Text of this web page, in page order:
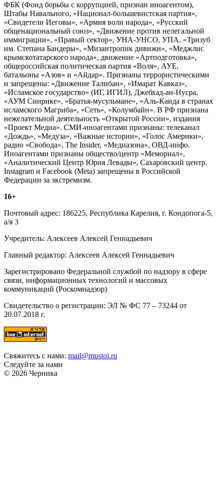
ФБК (Фонд борьбы с коррупцией, признан иноагентом),
Штабы Навального, «Национал-большевистская партия»,
«Свидетели Иеговы», «Армия воли народа», «Русский
общенациональный союз», «Движение против нелегальной
иммиграции», «Правый сектор», УНА-УНСО, УПА, «Тризуб
им. Степана Бандеры», «Мизантропик дивижн», «Меджлис
крымскотатарского народа», движение «Артподготовка»,
общероссийская политическая партия «Воля», АУЕ,
батальоны «Азов» и «Айдар». Признаны террористическими
и запрещены: «Движение Талибан», «Имарат Кавказ»,
«Исламское государство» (ИГ, ИГИЛ), Джебхад-ан-Нусра,
«АУМ Синрике», «Братья-мусульмане», «Аль-Каида в странах
исламского Магриба», «Сеть», «Колумбайн». В РФ признана
нежелательной деятельность «Открытой России», издания
«Проект Медиа». СМИ-иноагентами признаны: телеканал
«Дождь», «Медуза», «Важные истории», «Голос Америки»,
радио «Свобода», The Insider, «Медиазона», ОВД-инфо.
Иноагентами признаны общество/центр «Мемориал»,
«Аналитический Центр Юрия Левады», Сахаровский центр.
Instagram и Facebook (Metа) запрещены в Российской
Федерации за экстремизм.
16+
Почтовый адрес: 186225, Республика Карелия, г. Кондопога-5,
а/я 3
Учредитель: Алексеев Алексей Геннадьевич
Главный редактор: Алексеев Алексей Геннадьевич
Зарегистрировано Федеральной службой по надзору в сфере
связи, информационных технологий и массовых
коммуникаций (Роскомнадзор)
Свидетельство о регистрации: ЭЛ № ФС 77 – 73244 от
20.07.2018 г.
Свяжитесь с нами: mail@mustoi.ru
Следуйте за нами
© 2026 Черника